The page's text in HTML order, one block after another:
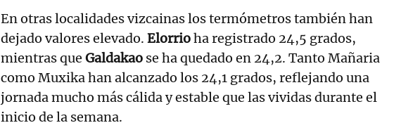
En otras localidades vizcainas los termómetros también han
dejado valores elevado. Elorrioha registrado 24,5 grados,
mientras que Galdakao se ha quedado en 24,2. Tanto Mañaria
como Muxika han alcanzado los 24,1 grados, reflejando una
jornada mucho más cálida y estable que las vividas durante el
inicio de la semana.